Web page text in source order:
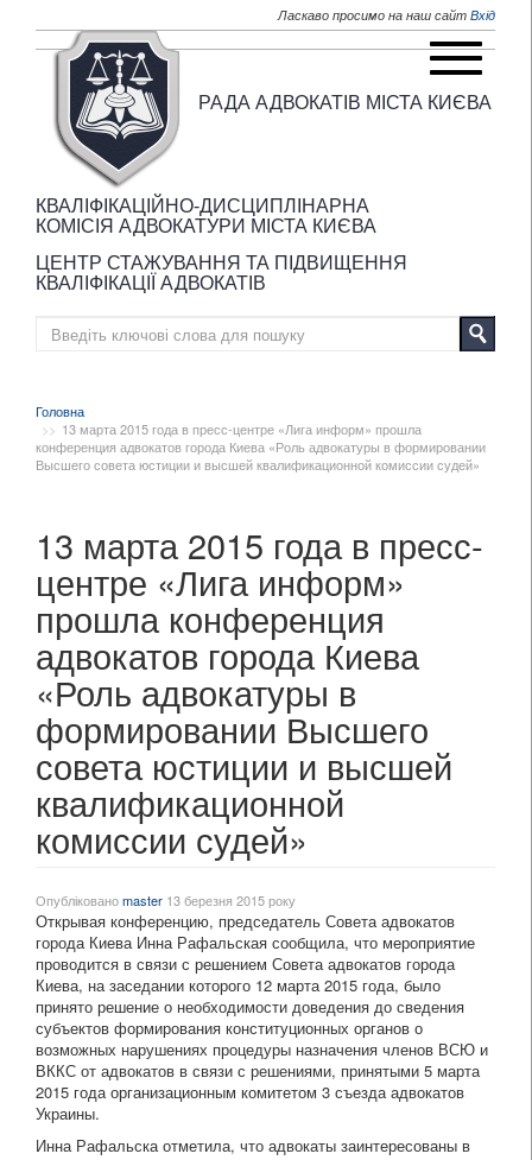
Ласкаво просимо на наш сайт Вхід
РАДА АДВОКАТІВ МІСТА КИЄВА
КВАЛІФІКАЦІЙНО-ДИСЦИПЛІНАРНА
КОМІСІЯ АДВОКАТУРИ МІСТА КИЄВА
ЦЕНТР СТАЖУВАННЯ ТА ПІДВИЩЕННЯ
КВАЛІФІКАЦІЇ АДВОКАТІВ
Головна
13 марта 2015 года в пресс-центре «Лига информ» прошла
конференция адвокатов города Киева «Роль адвокатуры в формировании
Высшего совета юстиции и высшей квалификационной комиссии судей»
13 марта 2015 года в пресс-
центре «Лига информ»
прошла конференция
адвокатов города Киева
«Роль адвокатуры в
формировании Высшего
совета юстиции и высшей
квалификационной
комиссии судей»
Опублікованоmaster 13 березня 2015 року
Открывая конференцию, председатель Совета адвокатов
города Киева Инна Рафальская сообщила, что мероприятие
проводится в связи с решением Совета адвокатов города
Киева, на заседании которого 12 марта 2015 года, было
принято решение о необходимости доведения до сведения
субъектов формирования конституционных органов о
возможных нарушениях процедуры назначения членов ВСЮ и
ВККС от адвокатов в связи с решениями, принятыми 5 марта
2015 года организационным комитетом 3 съезда адвокатов
Украины.
Инна Рафальска отметила, что адвокаты заинтересованы в